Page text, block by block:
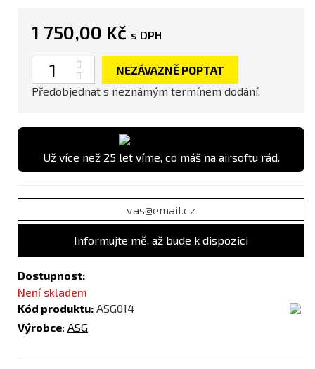
1 750,00 Kč s DPH
Počet
NEZÁVAZNĚ POPTAT
Předobjednat s neznámým termínem dodání.
Už více než 25 let víme, co máš na airsoftu rád.
Informujte mě, až bude k dispozici
Dostupnost:
Není skladem
Kód produktu: ASG014
Výrobce: ASG